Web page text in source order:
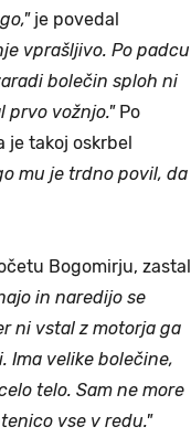
je povedal
vprašljivo. Po padcu
bolečin sploh ni
prvo vožnjo."Po
je takoj oskrbel
mu je trdno povil, da
Bogomirju, zastal
in naredijo se
ni vstal z motorja ga
Ima velike bolečine,
telo. Sam ne more
vse v redu."